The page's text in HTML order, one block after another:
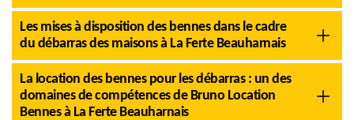
Les mises à disposition des bennes dans le cadre
du débarras des maisons à La Ferte Beauharnais
La location des bennes pour les débarras : un des
domaines de compétences de Bruno Location
Bennes à La Ferte Beauharnais